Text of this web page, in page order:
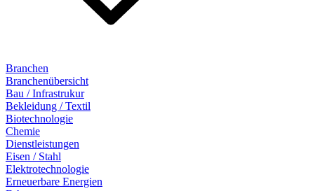
Branchen
Branchenübersicht
Bau / Infrastrukur
Bekleidung / Textil
Biotechnologie
Chemie
Dienstleistungen
Eisen / Stahl
Elektrotechnologie
Erneuerbare Energien